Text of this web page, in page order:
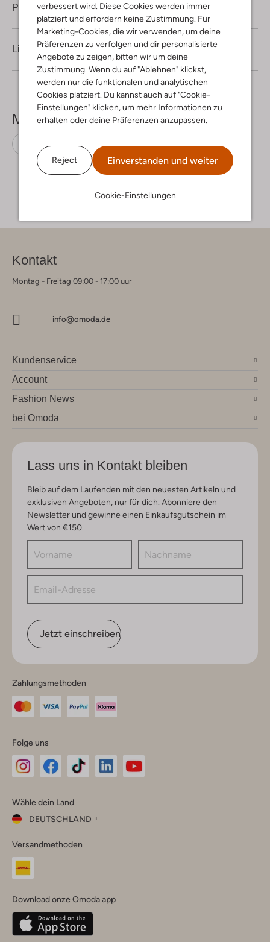
verbessert wird. Diese Cookies werden immer
platziert und erfordern keine Zustimmung. Für
Marketing-Cookies, die wir verwenden, um deine
Präferenzen zu verfolgen und dir personalisierte
Angebote zu zeigen, bitten wir um deine
Zustimmung. Wenn du auf "Ablehnen" klickst,
werden nur die funktionalen und analytischen
Cookies platziert. Du kannst auch auf "Cookie-
Einstellungen" klicken, um mehr Informationen zu
erhalten oder deine Präferenzen anzupassen.
Reject Einverstanden und weiter
Cookie-Einstellungen
Produktinformation
Lieferung & Rückgabe
Mehr sehen
Slipper Wysh Wildleder
Kontakt
Montag - Freitag 09:00 - 17:00 uur
info@omoda.de
Kundenservice
Account
Fashion News
bei Omoda
Lass uns in Kontakt bleiben
Bleib auf dem Laufenden mit den neuesten Artikeln und
exklusiven Angeboten, nur für dich. Abonniere den
Newsletter und gewinne einen Einkaufsgutschein im
Wert von €150.
Jetzt einschreiben
Zahlungsmethoden
Folge uns
Instagram
Facebook
TikTok
Wähle dein Land
DEUTSCHLAND
dein
Land
Belgique(Français)
Deutschland
Versandmethoden
Download onze Omoda app